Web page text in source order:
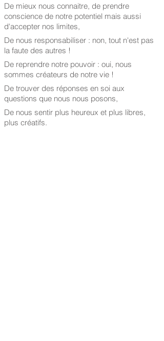
De mieux nous connaitre, de prendre
conscience de notre potentiel mais aussi
d'accepter nos limites,
De nous responsabiliser : non, tout n'est pas
la faute des autres !
De reprendre notre pouvoir : oui, nous
sommes créateurs de notre vie !
De trouver des réponses en soi aux
questions que nous nous posons,
De nous sentir plus heureux et plus libres,
plus créatifs.